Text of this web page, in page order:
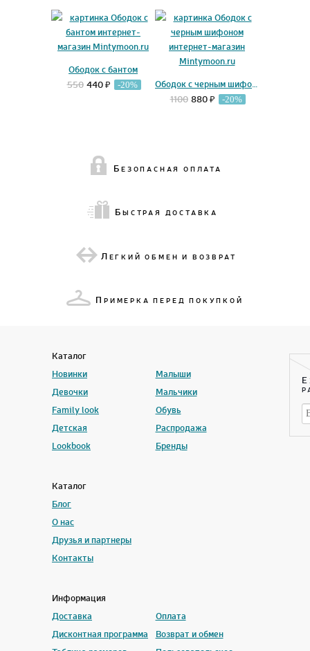
Ободок с бантом
550 440 ₽ -20%
1100 880 ₽ -20%
Б ЕЗОПАСНАЯ ОПЛАТА
Б ЫСТРАЯ ДОСТАВКА
Л ЕГКИЙ ОБМЕН И ВОЗВРАТ
ПРИМЕРКА ПЕРЕД ПОКУПКОЙ
Е
Каталог
Новинки
Малыши
Девочки
Мальчики
Family look
Обувь
Детская
Распродажа
Lookbook
Бренды
Каталог
Блог
О нас
Друзья и партнеры
Контакты
Информация
Доставка
Оплата
Дисконтная программа
Возврат и обмен